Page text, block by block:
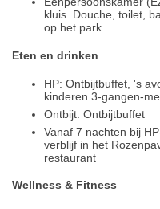
kluis. Douche, toilet,
op het park
Eten en drinken
HP: Ontbijtbuffet, 's
kinderen 3-gangen-
Ontbijt: Ontbijtbuffet
Vanaf 7 nachten bij
verblijf in het
restaurant
Wellness & Fitness